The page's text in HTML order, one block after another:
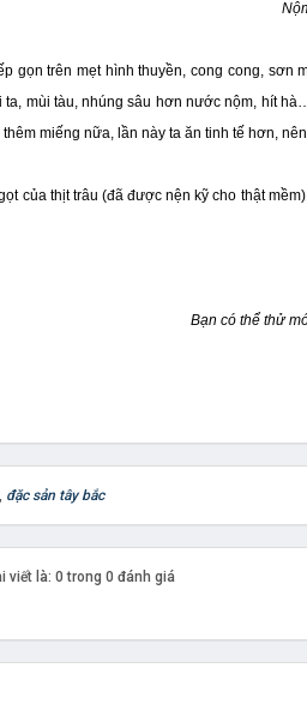
gọn trên mẹt hình thuyền, cong cong, sơn
ta, mùi tàu, nhúng sâu hơn nước nộm, hít
miếng nữa, lần này ta ăn tinh tế hơn,
của thịt trâu (đã được nện kỹ cho thật
Bạn có thể thử
, đặc sản tây bắc
viết là: 0 trong 0 đánh giá